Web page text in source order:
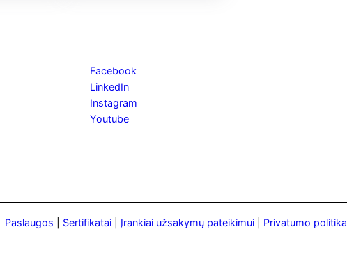
Facebook
LinkedIn
Instagram
Youtube
Paslaugos Sertifikatai Įrankiai užsakymų pateikimui Privatumo politika